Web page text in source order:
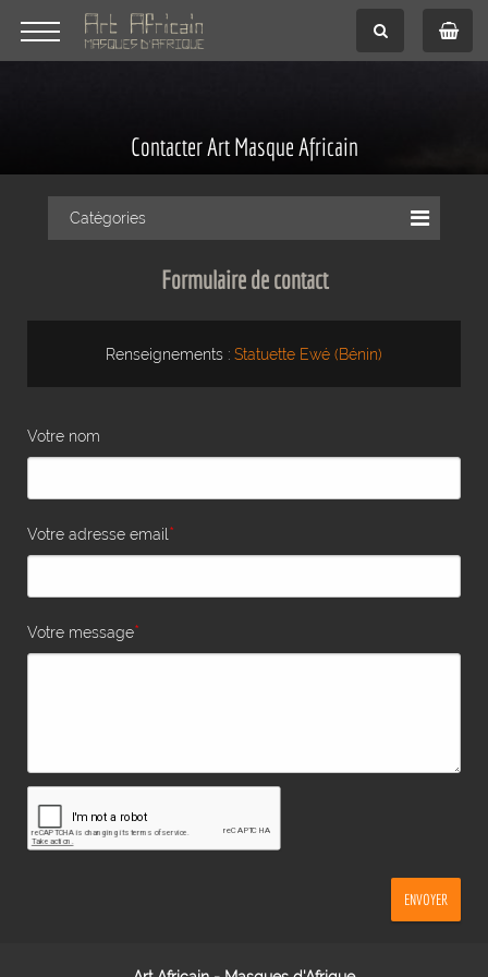
Contacter Art Masque Africain
Catégories
Formulaire de contact
Renseignements : Statuette Ewé (Bénin)
Votre nom
Votre adresse email*
Votre message*
ENVOYER